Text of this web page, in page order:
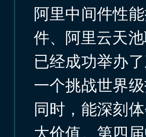
阿里中间件性
件、阿里云天
已经成功举办
一个挑战世界
同时，能深刻
大价值。第四